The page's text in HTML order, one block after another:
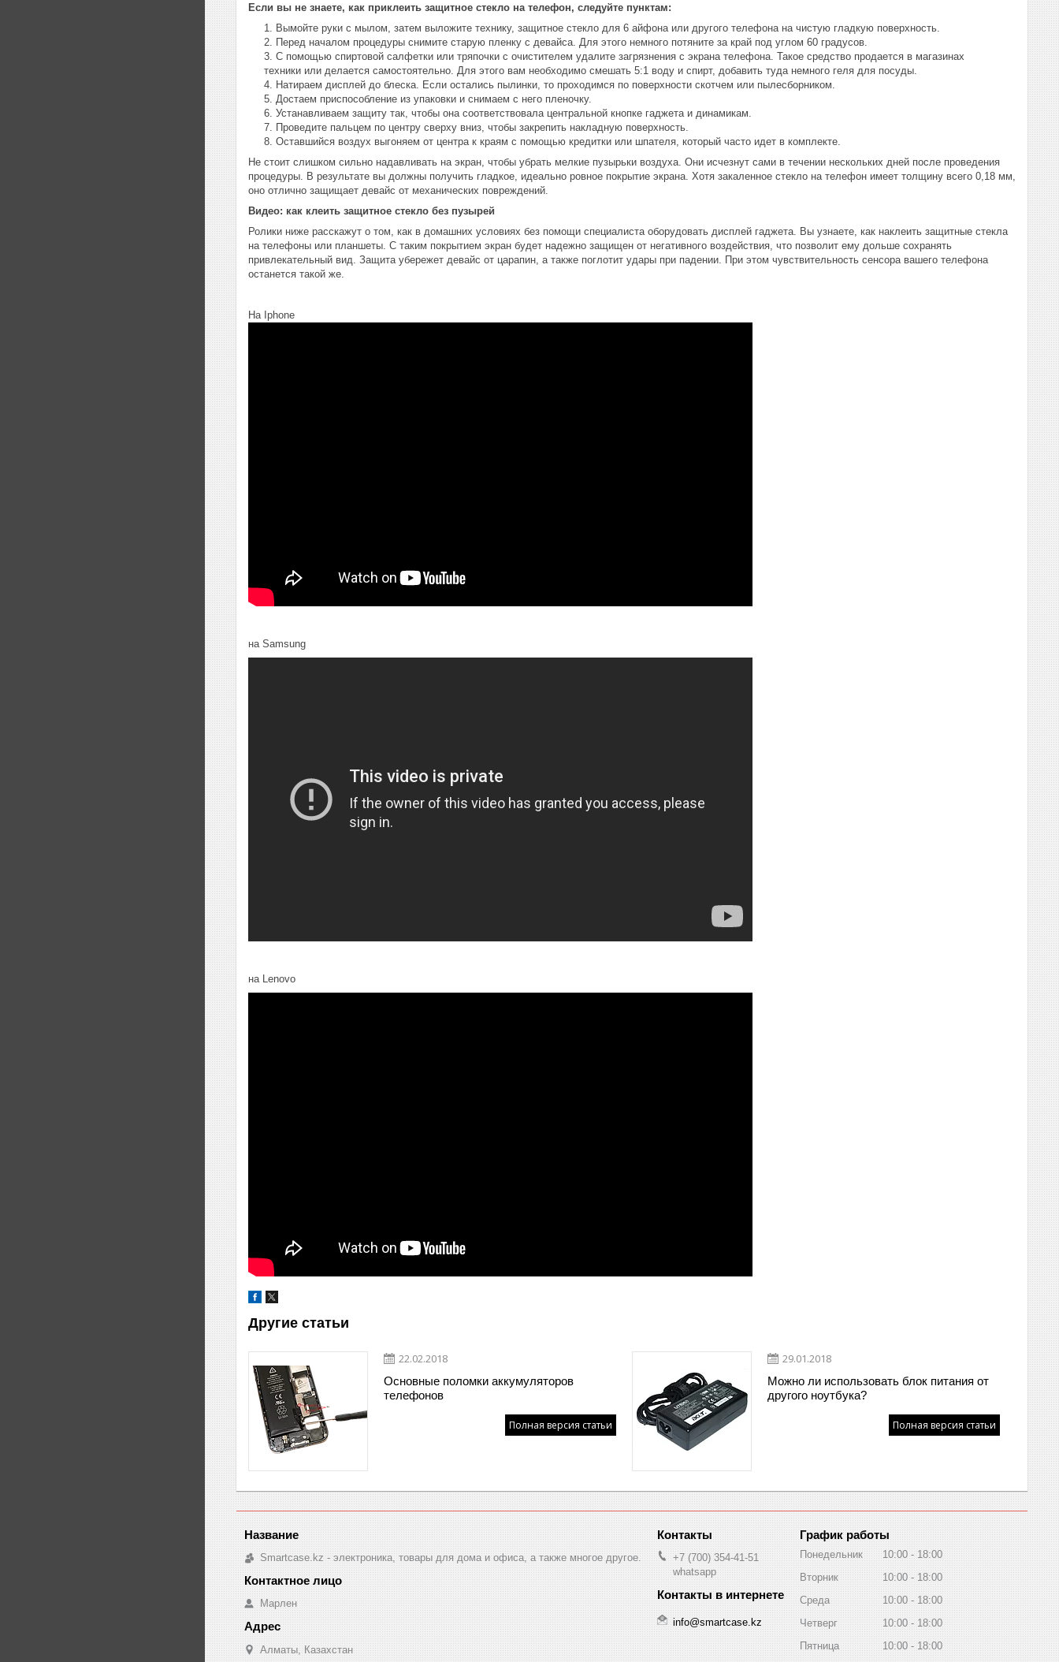
Если вы не знаете, как приклеить защитное стекло на телефон, следуйте пунктам:
Вымойте руки с мылом, затем выложите технику, защитное стекло для 6 айфона или другого телефона на чистую гладкую поверхность.
Перед началом процедуры снимите старую пленку с девайса. Для этого немного потяните за край под углом 60 градусов.
С помощью спиртовой салфетки или тряпочки с очистителем удалите загрязнения с экрана телефона. Такое средство продается в магазинах
техники или делается самостоятельно. Для этого вам необходимо смешать 5:1 воду и спирт, добавить туда немного геля для посуды.
Натираем дисплей до блеска. Если остались пылинки, то проходимся по поверхности скотчем или пылесборником.
Достаем приспособление из упаковки и снимаем с него пленочку.
Устанавливаем защиту так, чтобы она соответствовала центральной кнопке гаджета и динамикам.
Проведите пальцем по центру сверху вниз, чтобы закрепить накладную поверхность.
Оставшийся воздух выгоняем от центра к краям с помощью кредитки или шпателя, который часто идет в комплекте.
Не стоит слишком сильно надавливать на экран, чтобы убрать мелкие пузырьки воздуха. Они исчезнут сами в течении нескольких дней после проведения
процедуры. В результате вы должны получить гладкое, идеально ровное покрытие экрана. Хотя закаленное стекло на телефон имеет толщину всего 0,18 мм,
оно отлично защищает девайс от механических повреждений.
Видео: как клеить защитное стекло без пузырей
Ролики ниже расскажут о том, как в домашних условиях без помощи специалиста оборудовать дисплей гаджета. Вы узнаете, как наклеить защитные стекла
на телефоны или планшеты. С таким покрытием экран будет надежно защищен от негативного воздействия, что позволит ему дольше сохранять
привлекательный вид. Защита убережет девайс от царапин, а также поглотит удары при падении. При этом чувствительность сенсора вашего телефона
останется такой же.
На Iphone
на Samsung
на Lenovo
Другие статьи
22.02.2018
Основные поломки аккумуляторов
телефонов
Полная версия статьи
29.01.2018
Можно ли использовать блок питания от
другого ноутбука?
Полная версия статьи
Smartcase.kz - электроника, товары для дома и офиса, а также многое другое.
Марлен
Алматы, Казахстан
+7 (700) 354-41-51
whatsapp
info@smartcase.kz
График работы
Понедельник 10:00
18:00
Вторник
10:00
18:00
Среда
10:00
18:00
Четверг
10:00
18:00
Пятница
10:00 18:00